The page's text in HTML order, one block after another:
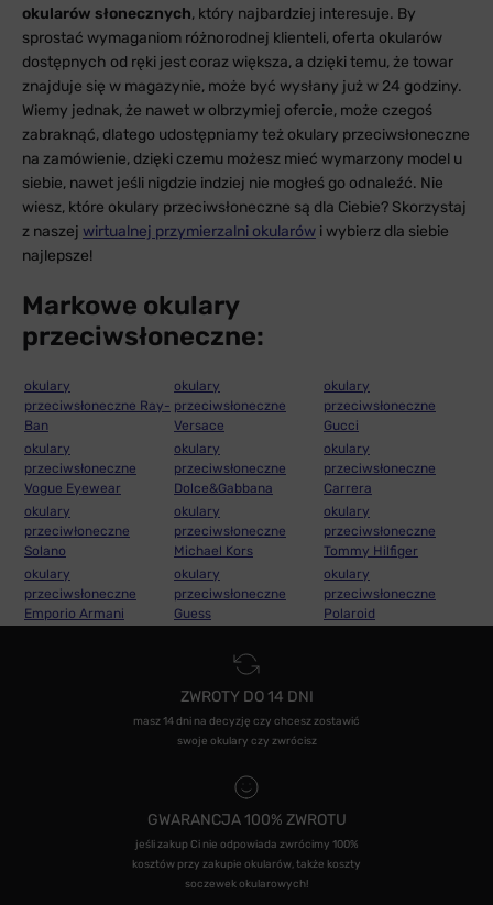
okularów słonecznych, który najbardziej interesuje. By
sprostać wymaganiom różnorodnej klienteli, oferta okularów
dostępnych od ręki jest coraz większa, a dzięki temu, że towar
znajduje się w magazynie, może być wysłany już w 24 godziny.
Wiemy jednak, że nawet w olbrzymiej ofercie, może czegoś
zabraknąć, dlatego udostępniamy też okulary przeciwsłoneczne
na zamówienie, dzięki czemu możesz mieć wymarzony model u
siebie, nawet jeśli nigdzie indziej nie mogłeś go odnaleźć. Nie
wiesz, które okulary przeciwsłoneczne są dla Ciebie? Skorzystaj
z naszej wirtualnej przymierzalni okularów i wybierz dla siebie
najlepsze!
Markowe okulary
przeciwsłoneczne:
okulary
przeciwsłoneczne Ray-
Ban
okulary
przeciwsłoneczne
Versace
okulary
przeciwsłoneczne
Gucci
okulary
przeciwsłoneczne
Vogue Eyewear
okulary
przeciwsłoneczne
Dolce&Gabbana
okulary
przeciwsłoneczne
Carrera
okulary
przeciwłoneczne
Solano
okulary
przeciwsłoneczne
Michael Kors
okulary
przeciwsłoneczne
Tommy Hilfiger
okulary
przeciwsłoneczne
Emporio Armani
okulary
przeciwsłoneczne
Guess
okulary
przeciwsłoneczne
Polaroid
ZWROTY DO 14 DNI
masz 14 dni na decyzję czy chcesz zostawić
swoje okulary czy zwrócisz
GWARANCJA 100% ZWROTU
jeśli zakup Ci nie odpowiada zwrócimy 100%
kosztów przy zakupie okularów, także koszty
soczewek okularowych!